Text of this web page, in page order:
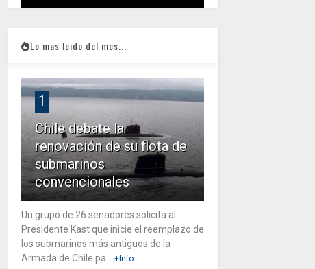
Lo mas leido del mes...
1
Chile debate la
renovación de su flota de
submarinos
convencionales
Un grupo de 26 senadores solicita al
Presidente Kast que inicie el reemplazo de
los submarinos más antiguos de la
Armada de Chile pa...
+Info